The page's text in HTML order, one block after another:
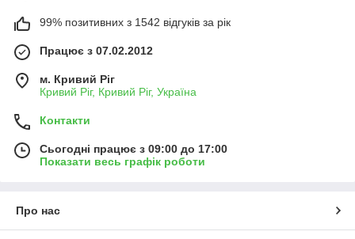
99% позитивних з 1542 відгуків за рік
Працює з 07.02.2012
м. Кривий Ріг
Кривий Ріг, Кривий Ріг, Україна
Контакти
Сьогодні працює з 09:00 до 17:00
Показати весь графік роботи
Про нас